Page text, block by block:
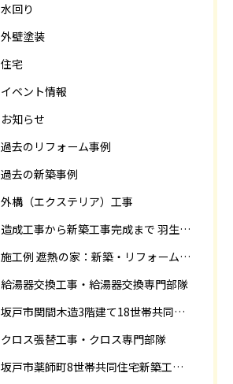
水回り
外壁塗装
住宅
イベント情報
お知らせ
過去のリフォーム事例
過去の新築事例
外構（エクステリア）工事
造成工事から新築工事完成まで 羽生市Ｓ様邸新築工事・
施工例 遮熱の家：新築・リフォーム ドローンにて空撮
給湯器交換工事・給湯器交換専門部隊
坂戸市関間木造3階建て18世帯共同住宅の完成迄紹介
クロス張替工事・クロス専門部隊
坂戸市薬師町8世帯共同住宅新築工事完成迄の紹介です